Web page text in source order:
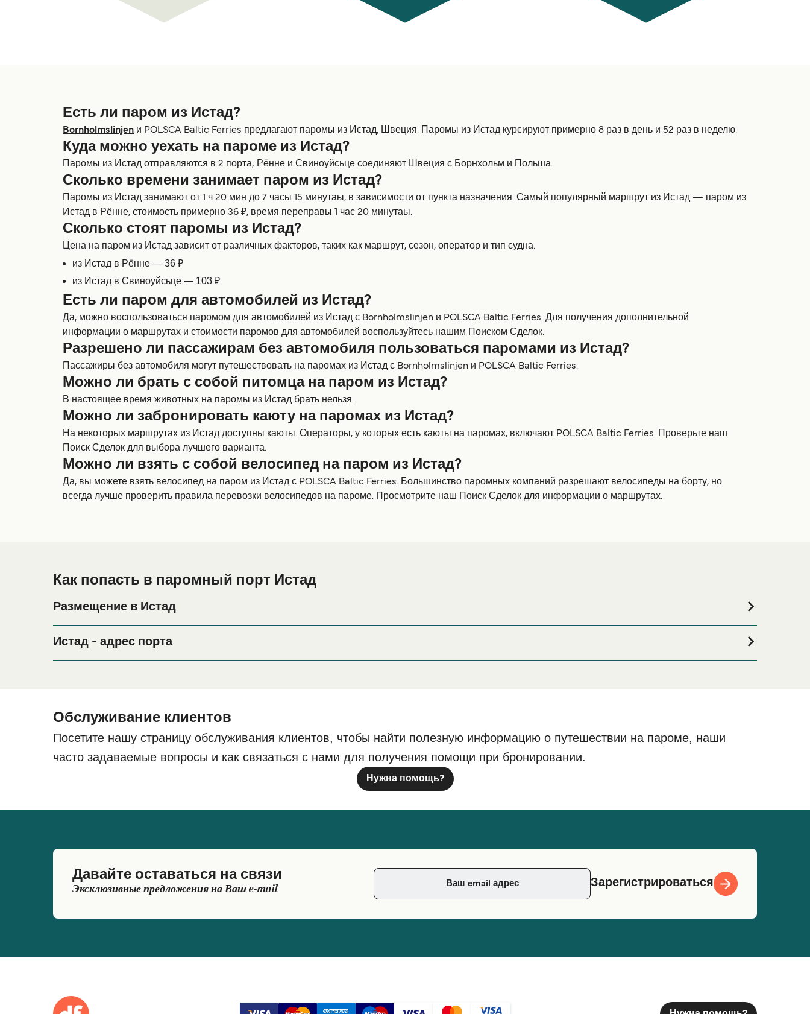
Есть ли паром из Истад?
Bornholmslinjen и POLSCA Baltic Ferries предлагают паромы из Истад, Швеция. Паромы из Истад курсируют примерно 8 раз в день и 52 раз в неделю.
Куда можно уехать на пароме из Истад?
Паромы из Истад отправляются в 2 порта; Рённе и Свиноуйсьце соединяют Швеция с Борнхольм и Польша.
Сколько времени занимает паром из Истад?
Паромы из Истад занимают от 1 ч 20 мин до 7 часы 15 минутаы, в зависимости от пункта назначения. Самый популярный маршрут из Истад — паром из
Истад в Рённе, стоимость примерно 36 ₽, время переправы 1 час 20 минутаы.
Сколько стоят паромы из Истад?
Цена на паром из Истад зависит от различных факторов, таких как маршрут, сезон, оператор и тип судна.
из Истад в Рённе — 36 ₽
из Истад в Свиноуйсьце — 103 ₽
Есть ли паром для автомобилей из Истад?
Да, можно воспользоваться паромом для автомобилей из Истад с Bornholmslinjen и POLSCA Baltic Ferries. Для получения дополнительной
информации о маршрутах и стоимости паромов для автомобилей воспользуйтесь нашим Поиском Сделок.
Разрешено ли пассажирам без автомобиля пользоваться паромами из Истад?
Пассажиры без автомобиля могут путешествовать на паромах из Истад с Bornholmslinjen и POLSCA Baltic Ferries.
Можно ли брать с собой питомца на паром из Истад?
В настоящее время животных на паромы из Истад брать нельзя.
Можно ли забронировать каюту на паромах из Истад?
На некоторых маршрутах из Истад доступны каюты. Операторы, у которых есть каюты на паромах, включают POLSCA Baltic Ferries. Проверьте наш
Поиск Сделок для выбора лучшего варианта.
Можно ли взять с собой велосипед на паром из Истад?
Да, вы можете взять велосипед на паром из Истад с POLSCA Baltic Ferries. Большинство паромных компаний разрешают велосипеды на борту, но
всегда лучше проверить правила перевозки велосипедов на пароме. Просмотрите наш Поиск Сделок для информации о маршрутах.
Как попасть в паромный порт Истад
Размещение в Истад
период поездки, пожалуйста, зайдите на нашу страницу
Истад - адрес порта
Обслуживание клиентов
Посетите нашу страницу обслуживания клиентов, чтобы найти полезную информацию о путешествии на пароме, наши
часто задаваемые вопросы и как связаться с нами для получения помощи при бронировании.
Нужна помощь?
Давайте оставаться на связи
Эксклюзивные предложения на Ваш e-mail Зарегистрироваться